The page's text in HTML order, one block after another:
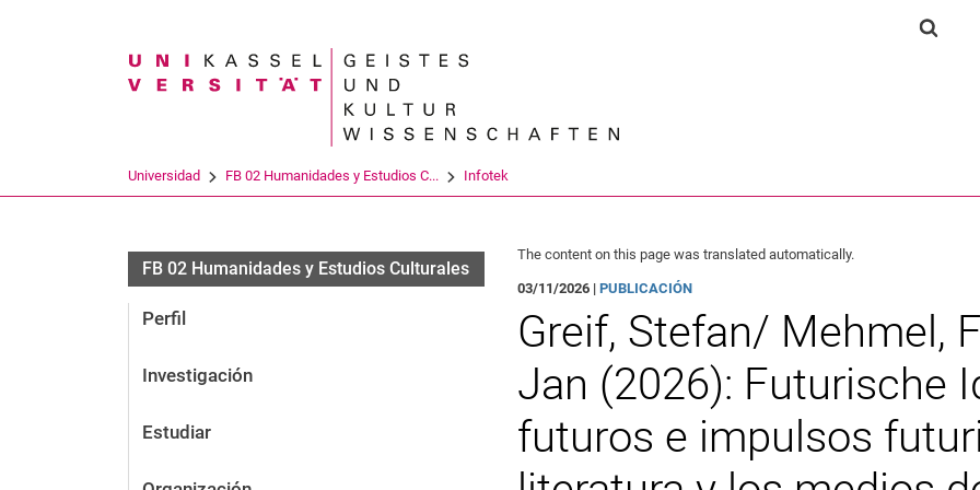
Jump directly to: content
Jump directly to: search
Jump directly to: main
Search term
Universidad FB 02 Humanidades y Estudios C... Infotek
FB 02 Humanidades y Estudios Culturales
Perfil
Investigación
Estudiar
The content on this page was translated automatically.
03/11/2026 |PUBLICACIÓN
Greif, Stefan/ Mehmel,
Jan (2026): Futurische
futuros e impulsos